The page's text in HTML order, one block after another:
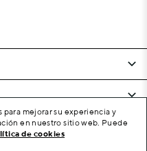
mejorar su experiencia y
en nuestro sitio web. Puede
de cookies